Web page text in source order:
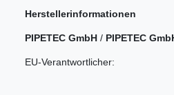
Herstellerinformationen
PIPETEC GmbH / PIPETEC
EU-Verantwortlicher: